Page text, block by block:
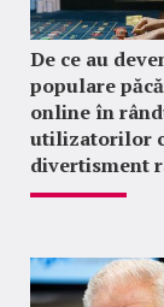
De ce au
populare
online în
utilizatorilor
divertisment